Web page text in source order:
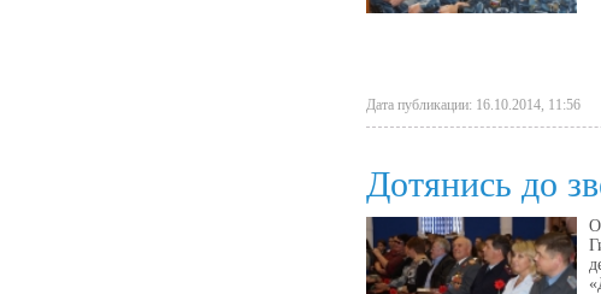
Дата публикации: 16.10.2014, 11:56
Дотянись до